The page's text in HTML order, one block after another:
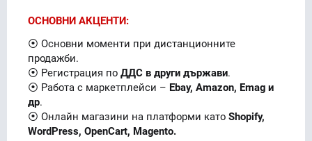
ОСНОВНИ АКЦЕНТИ:
⦿ Основни моменти при дистанционните
продажби.
⦿ Регистрация по ДДС в други държави.
⦿ Работа с маркетплейси – Ebay, Amazon, Emag и
др.
⦿ Oнлайн магазини на платформи като Shopify,
WordPress, OpenCart, Magento.